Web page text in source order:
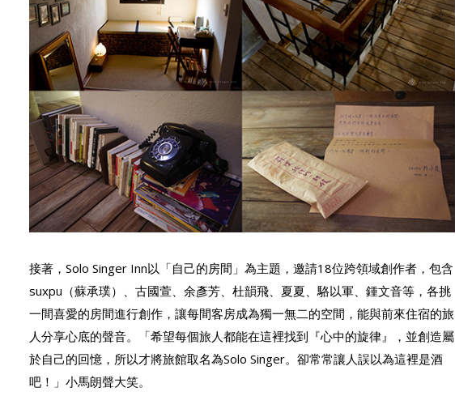
接著，Solo Singer Inn以「自己的房間」為主題，邀請18位跨領域創作者，包含
suxpu（蘇承璞）、古國萱、余彥芳、杜韻飛、夏夏、駱以軍、鍾文音等，各挑
一間喜愛的房間進行創作，讓每間客房成為獨一無二的空間，能與前來住宿的旅
人分享心底的聲音。「希望每個旅人都能在這裡找到『心中的旋律』，並創造屬
於自己的回憶，所以才將旅館取名為Solo Singer。卻常常讓人誤以為這裡是酒
吧！」小馬朗聲大笑。